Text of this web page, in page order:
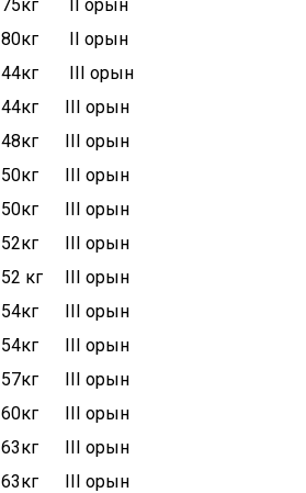
75кг ІІ орын
80кг ІІ орын
44кг ІІІ орын
44кг ІІІ орын
48кг ІІІ орын
50кг ІІІ орын
50кг ІІІ орын
52кг ІІІ орын
52 кг ІІІ орын
54кг ІІІ орын
54кг ІІІ орын
57кг ІІІ орын
60кг ІІІ орын
63кг ІІІ орын
63кг ІІІ орын